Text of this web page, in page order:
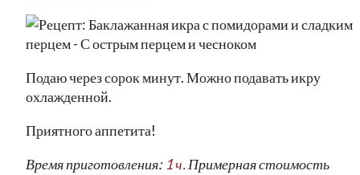
Подаю через сорок минут. Можно подавать икру
охлажденной.
Приятного аппетита!
Время приготовления: 1 ч.Примерная стоимость